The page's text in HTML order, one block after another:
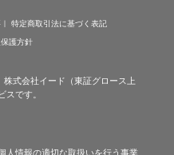
特定商取引法に基づく表記
護方針
式会社イード（東証グロース上
です。
人情報の適切な取扱いを行う事業